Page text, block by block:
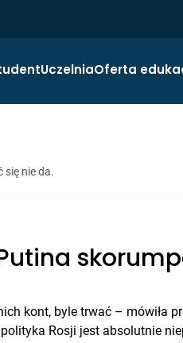
UczelniaOferta
się nie da.
kont, byle trwać – mówiła
polityka Rosji jest absolutnie